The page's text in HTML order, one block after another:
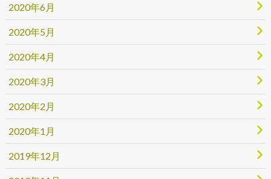
2020年6月
2020年5月
2020年4月
2020年3月
2020年2月
2020年1月
2019年12月